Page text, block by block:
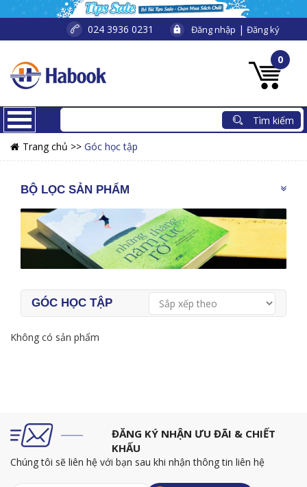
Đăng nhập | Đăng ký
024 3936 0231
0
Trang chủ >> Góc học tập
BỘ LỌC SẢN PHẨM
GÓC HỌC TẬP
Không có sản phẩm
ĐĂNG KÝ NHẬN ƯU ĐÃI & CHIẾT
KHẤU
Chúng tôi sẽ liên hệ với bạn sau khi nhận thông tin liên hệ